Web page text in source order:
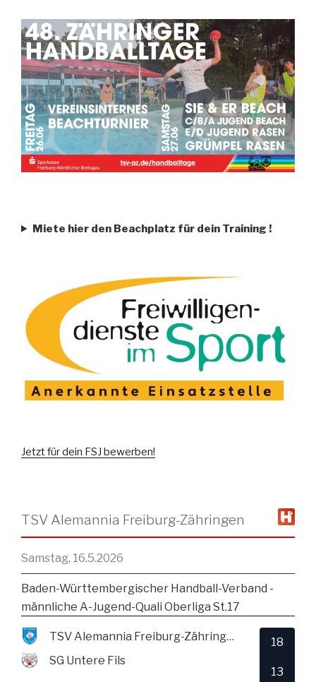
Miete hier den Beachplatz für dein Training !
Jetzt für dein FSJ bewerben!
TSV Alemannia Freiburg-Zähringen
Samstag, 16.5.2026
Baden-Württembergischer Handball-Verband -
männliche A-Jugend-Quali Oberliga St.17
TSV Alemannia Freiburg-Zähringen
SG Untere Fils
18
13